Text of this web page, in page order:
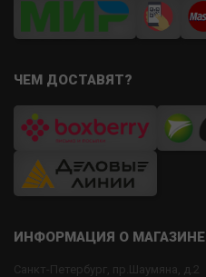
ЧЕМ ДОСТАВЯТ?
ИНФОРМАЦИЯ О МАГАЗИНЕ
Санкт-Петербург, пр.Шаумяна, д.2